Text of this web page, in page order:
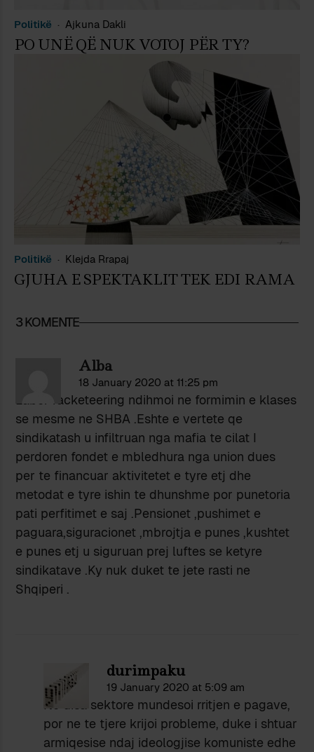
Politikë Ajkuna Dakli
PO UNË QË NUK VOTOJ PËR TY?
Politikë Klejda Rrapaj
GJUHA E SPEKTAKLIT TEK EDI RAMA
3 KOMENTE
Alba
18 January 2020 at 11:25 pm
Labor racketeering ndihmoi ne formimin e klases
se mesme ne SHBA .Eshte e vertete qe
sindikatash u infiltruan nga mafia te cilat I
perdoren fondet e mbledhura nga union dues
per te financuar aktivitetet e tyre etj dhe
metodat e tyre ishin te dhunshme por punetoria
pati perfitimet e saj .Pensionet ,pushimet e
paguara,siguracionet ,mbrojtja e punes ,kushtet
e punes etj u siguruan prej luftes se ketyre
sindikatave .Ky nuk duket te jete rasti ne
Shqiperi .
durimpaku
19 January 2020 at 5:09 am
Ne disa sektore mundesoi rritjen e pagave,
por ne te tjere krijoi probleme, duke i shtuar
armiqesise ndaj ideologjise komuniste edhe